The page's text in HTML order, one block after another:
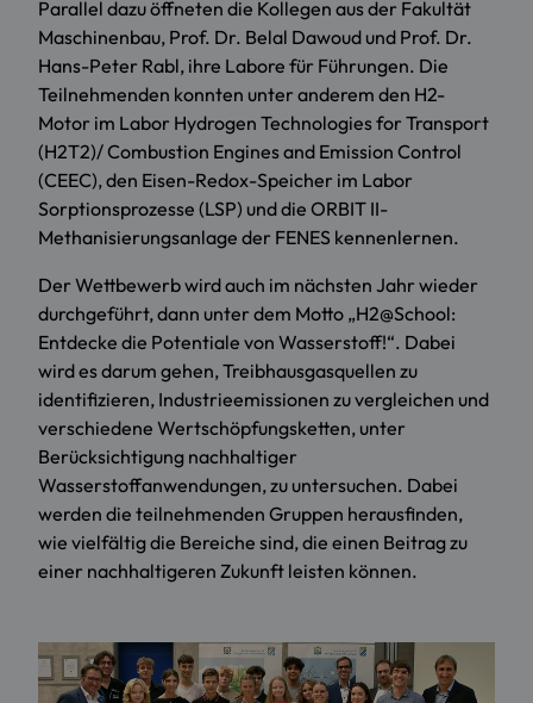
Parallel dazu öffneten die Kollegen aus der Fakultät
Maschinenbau, Prof. Dr. Belal Dawoud und Prof. Dr.
Hans-Peter Rabl, ihre Labore für Führungen. Die
Teilnehmenden konnten unter anderem den H2-
Motor im Labor Hydrogen Technologies for Transport
(H2T2)/ Combustion Engines and Emission Control
(CEEC), den Eisen-Redox-Speicher im Labor
Sorptionsprozesse (LSP) und die ORBIT II-
Methanisierungsanlage der FENES kennenlernen.
Der Wettbewerb wird auch im nächsten Jahr wieder
durchgeführt, dann unter dem Motto „H2@School:
Entdecke die Potentiale von Wasserstoff!“. Dabei
wird es darum gehen, Treibhausgasquellen zu
identifizieren, Industrieemissionen zu vergleichen und
verschiedene Wertschöpfungsketten, unter
Berücksichtigung nachhaltiger
Wasserstoffanwendungen, zu untersuchen. Dabei
werden die teilnehmenden Gruppen herausfinden,
wie vielfältig die Bereiche sind, die einen Beitrag zu
einer nachhaltigeren Zukunft leisten können.